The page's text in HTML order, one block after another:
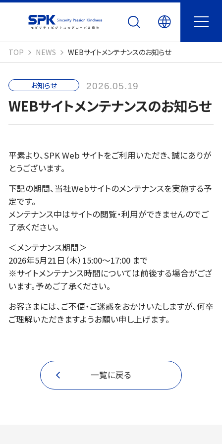
TOP NEWS WEBサイトメンテナンスのお知らせ
お知らせ 2026.05.19
WEBサイトメンテナンスのお知らせ
平素より、SPK Web サイトをご利用いただき、誠にありが
とうございます。
下記の期間、当社Webサイトのメンテナンスを実施する予
定です。
メンテナンス中はサイトの閲覧・利用ができませんのでご
了承ください。
＜メンテナンス期間＞
2026年5月21日（木）15:00～17:00 まで
※サイトメンテナンス時間については前後する場合がござ
います。予めご了承ください。
お客さまには、ご不便・ご迷惑をおかけいたしますが、何卒
ご理解いただきますようお願い申し上げます。
一覧に戻る